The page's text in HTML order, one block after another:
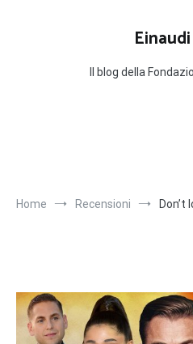
Il blog della
Home Recensioni Don’t